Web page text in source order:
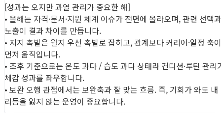
[성과는 오지만 과열 관리가 중요한 해]
• 올해는 자격·문서·지원 체계 이슈가 전면에 올라오며, 관련 선택과
노출이 결과 차이를 만듭니다.
• 지지 촉발은 월지 우선 촉발로 잡히고, 관계보다 커리어·일정 축이
먼저 움직입니다.
• 조후 기준으로는 온도 과다 / 습도 과다 상태라 컨디션·루틴 관리
체감 성과를 좌우합니다.
• 보완 오행 관점에서는 보완축과 잘 맞는 흐름. 즉, 기회가 와도 내
리듬을 잃지 않는 운영이 중요합니다.